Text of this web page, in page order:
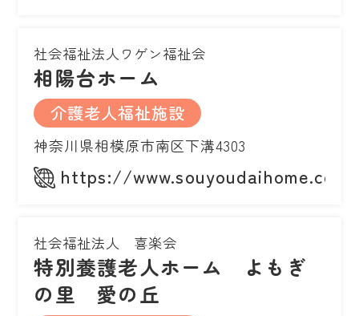
社会福祉法人ワゲン福祉会
相陽台ホーム
介護老人福祉施設
神奈川県相模原市南区下溝4303
https://www.souyoudaihome.com/
社会福祉法人 喜楽会
特別養護老人ホーム よもぎ
の里 愛の丘